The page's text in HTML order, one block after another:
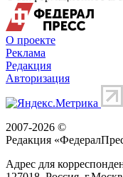
О проекте
Реклама
Редакция
Авторизация
2007-2026 ©
Редакция «
Адрес для